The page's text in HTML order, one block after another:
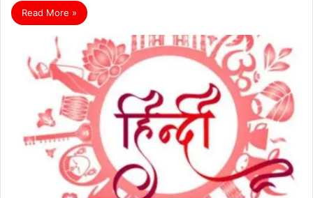
Read More »